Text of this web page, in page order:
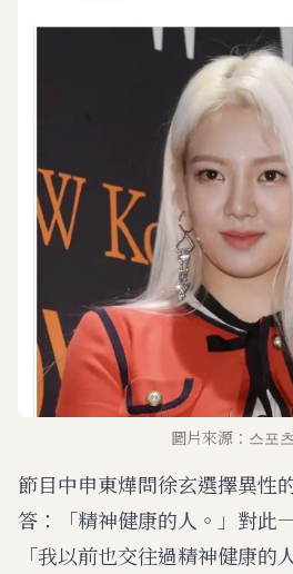
圖片來源：스포
節目中申東燁問徐玄選擇異性
答：「精神健康的人。」對此
「我以前也交往過精神健康的